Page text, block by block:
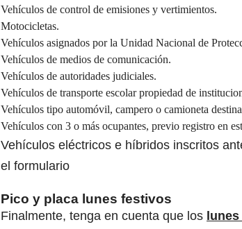
Vehículos de control de emisiones y vertimientos.
Motocicletas.
Vehículos asignados por la Unidad Nacional de
Vehículos de medios de comunicación.
Vehículos de autoridades judiciales.
Vehículos de transporte escolar propiedad de
Vehículos tipo automóvil, campero o camioneta
Vehículos con 3 o más ocupantes, previo registro en
Vehículos eléctricos e híbridos inscritos
el formulario
Pico y placa lunes festivos
Finalmente, tenga en cuenta que los